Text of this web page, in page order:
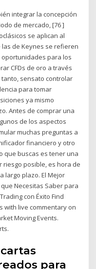
integrar la concepción
de mercado, [76 ]
se aplican al
de Keynes se refieren
para los
CFDs de oro a través
tanto, sensato controlar
para tomar
ya mismo
Antes de comprar una
de los aspectos
muchas preguntas a
financiero y otro
que buscas es tener una
riesgo posible, es hora de
largo plazo. El Mejor
Necesitas Saber para
con Éxito Find
with live commentary on
Moving Events.
para